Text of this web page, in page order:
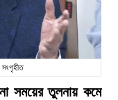
সংগৃহীত
সময়ের তুলনায় কমে